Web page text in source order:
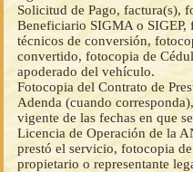
Solicitud de Pago, factura(s),
Beneficiario SIGMA o
técnicos de conversión,
convertido, fotocopia de
apoderado del vehículo.
Fotocopia del Contrato de
Adenda (cuando
vigente de las fechas en que
Licencia de Operación de la
prestó el servicio, fotocopia
propietario o representante